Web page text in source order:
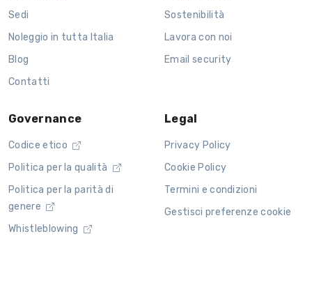
Sedi
Noleggio in tutta Italia
Blog
Contatti
Sostenibilità
Lavora con noi
Email security
Governance
Codice etico
Politica per la qualità
Politica per la parità di
genere
Whistleblowing
Legal
Privacy Policy
Cookie Policy
Termini e condizioni
Gestisci preferenze cookie